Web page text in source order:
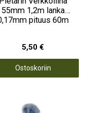
55mm 1,2m lanka
0,17mm pituus 60m
5,50 €
Ostoskoriin